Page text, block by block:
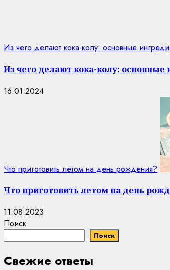
Из чего делают кока-колу: основные
Из чего делают кока-колу:
16.01.2024
Что приготовить летом на день рождения?
Что приготовить летом на день
11.08.2023
Поиск
Поиск
Свежие ответы